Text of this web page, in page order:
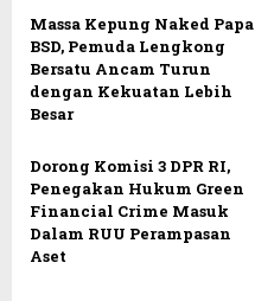
Massa Kepung Naked Papa
BSD, Pemuda Lengkong
Bersatu Ancam Turun
dengan Kekuatan Lebih
Besar
Dorong Komisi 3 DPR RI,
Penegakan Hukum Green
Financial Crime Masuk
Dalam RUU Perampasan
Aset